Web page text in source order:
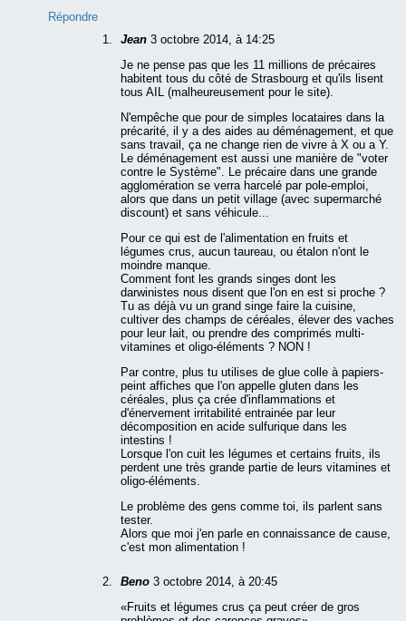
Répondre
Jean 3 octobre 2014, à 14:25
Je ne pense pas que les 11 millions de précaires
habitent tous du côté de Strasbourg et qu'ils lisent
tous AIL (malheureusement pour le site).
N'empêche que pour de simples locataires dans la
précarité, il y a des aides au déménagement, et que
sans travail, ça ne change rien de vivre à X ou a Y.
Le déménagement est aussi une manière de "voter
contre le Système". Le précaire dans une grande
agglomération se verra harcelé par pole-emploi,
alors que dans un petit village (avec supermarché
discount) et sans véhicule...
Pour ce qui est de l'alimentation en fruits et
légumes crus, aucun taureau, ou étalon n'ont le
moindre manque.
Comment font les grands singes dont les
darwinistes nous disent que l'on en est si proche ?
Tu as déjà vu un grand singe faire la cuisine,
cultiver des champs de céréales, élever des vaches
pour leur lait, ou prendre des comprimés multi-
vitamines et oligo-éléments ? NON !
Par contre, plus tu utilises de glue colle à papiers-
peint affiches que l'on appelle gluten dans les
céréales, plus ça crée d'inflammations et
d'énervement irritabilité entrainée par leur
décomposition en acide sulfurique dans les
intestins !
Lorsque l'on cuit les légumes et certains fruits, ils
perdent une très grande partie de leurs vitamines et
oligo-éléments.
Le problème des gens comme toi, ils parlent sans
tester.
Alors que moi j'en parle en connaissance de cause,
c'est mon alimentation !
Beno 3 octobre 2014, à 20:45
«Fruits et légumes crus ça peut créer de gros